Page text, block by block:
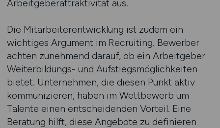
Arbeitgeberattraktivität aus.
Die Mitarbeiterentwicklung ist zudem ein
wichtiges Argument im Recruiting. Bewerber
achten zunehmend darauf, ob ein Arbeitgeber
Weiterbildungs- und Aufstiegsmöglichkeiten
bietet. Unternehmen, die diesen Punkt aktiv
kommunizieren, haben im Wettbewerb um
Talente einen entscheidenden Vorteil. Eine
Beratung hilft, diese Angebote zu definieren